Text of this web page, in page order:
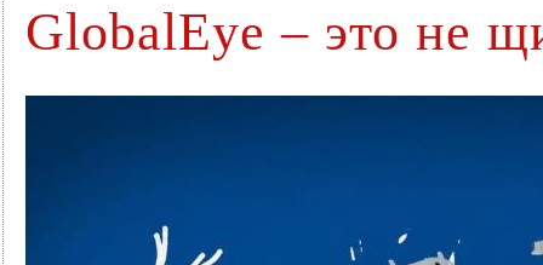
GlobalEye – это не